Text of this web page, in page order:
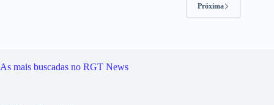
Próxima
As mais buscadas no RGT News